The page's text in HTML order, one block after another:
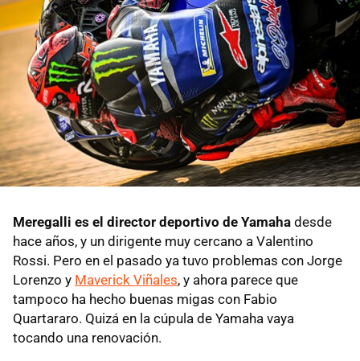
Meregalli es el director deportivo de Yamaha desde
hace años, y un dirigente muy cercano a Valentino
Rossi. Pero en el pasado ya tuvo problemas con Jorge
Lorenzo y Maverick Viñales, y ahora parece que
tampoco ha hecho buenas migas con Fabio
Quartararo. Quizá en la cúpula de Yamaha vaya
tocando una renovación.